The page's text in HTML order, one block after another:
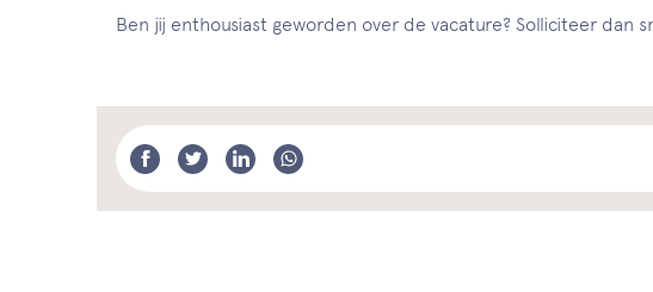
Ben jij enthousiast geworden over de vacature? Solliciteer dan